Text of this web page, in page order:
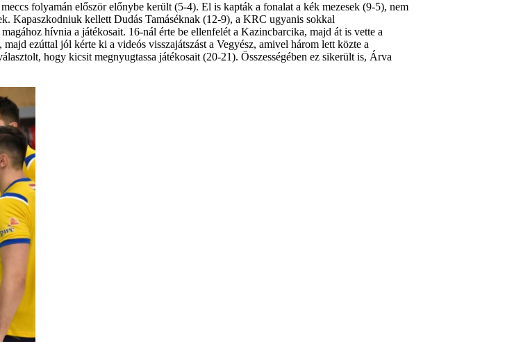
folyamán először előnybe került (5-4). El is kapták a fonalat a kék mezesek (9-5), nem
Kapaszkodniuk kellett Dudás Tamáséknak (12-9), a KRC ugyanis sokkal
hívnia a játékosait. 16-nál érte be ellenfelét a Kazincbarcika, majd át is vette a
ezúttal jól kérte ki a videós visszajátszást a Vegyész, amivel három lett közte a
hogy kicsit megnyugtassa játékosait (20-21). Összességében ez sikerült is, Árva